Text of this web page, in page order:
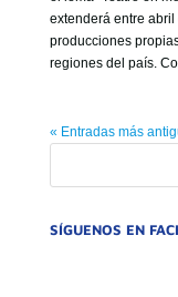
extenderá entre
producciones
regiones del país.
« Entradas más
SÍGUENOS EN